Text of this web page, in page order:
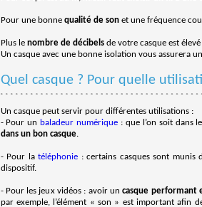
Pour une bonne qualité de sonet une fréquence
Plus le nombre de décibelsde votre casque est
Un casque avec une bonne isolation vous assurera
Quel casque ? Pour quelle
Un casque peut servir pour différentes utilisations :
- Pour un baladeur numérique : que l’on soit dans
dans un bon casque.
- Pour latéléphonie : certains casques sont munis
dispositif.
- Pour les jeux vidéos : avoir uncasque performant
par exemple, l’élément « son » est important afin